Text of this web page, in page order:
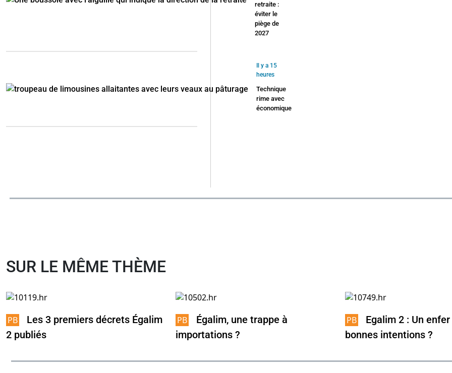
retraite :
éviter le
piège de
2027
Il y a 15
heures
Technique
rime avec
économique
SUR LE MÊME THÈME
Les 3 premiers décrets Égalim
2 publiés
Égalim, une trappe à
importations ?
Egalim 2 : Un
bonnes intentions ?